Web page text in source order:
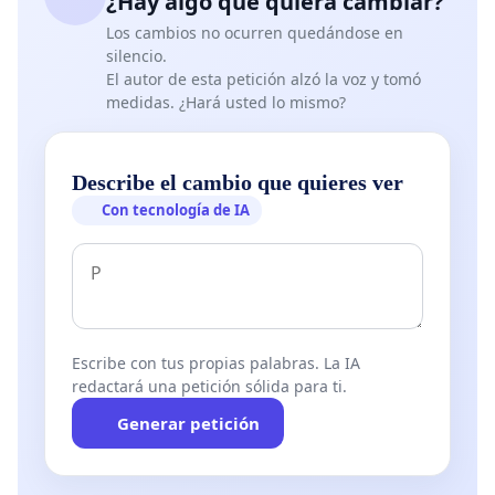
los fines mismos de la universidad. El proceso de
corporativizaciónde la educación superior, que
asimila las universidades a empresas, según la
aplicación de un modelo económico neoliberal,
afecta gravemente a sus más importantes
poniéndolas seriamente en riesgo,
estandarizándolas y sometiéndolas a formas de
colonialismo epistémico.
derivados de ese modelo empresarial, ya
suficientemente conocidos y estudiados, son: la
progresiva estandarización de la docencia, la
formalización y virtualización impersonales de las
enseñanzas, la creciente pérdida de significatividad
Los cambios no ocurren quedándose en
silencio.
El autor de esta petición alzó la voz y tomó
medidas. ¿Hará usted lo mismo?
Describe el cambio que quieres ver
Con tecnología de IA
Escribe con tus propias palabras. La IA
redactará una petición sólida para ti.
Generar petición